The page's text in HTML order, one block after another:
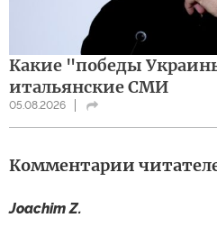
Какие "победы
итальянские СМИ
05.08.2026
Комментарии
Joachim Z.